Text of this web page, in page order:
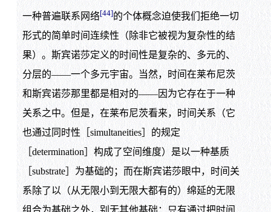
一种普遍联系网络[44]的个体概念迫使我们拒绝一切
形式的简单时间连续性（除非它被视为复杂性的结
果）。斯宾诺莎定义的时间性是复杂的、多元的、
分层的——一个多元宇宙。当然，时间在莱布尼茨
和斯宾诺莎那里都是相对的——因为它存在于一种
关系之中。但是，在莱布尼茨看来，时间关系（它
也通过同时性［simultaneities］的规定
［determination］构成了空间维度）是以一种基质
［substrate］为基础的；而在斯宾诺莎眼中，时间关
系除了以（从无限小到无限大都有的）绵延的无限